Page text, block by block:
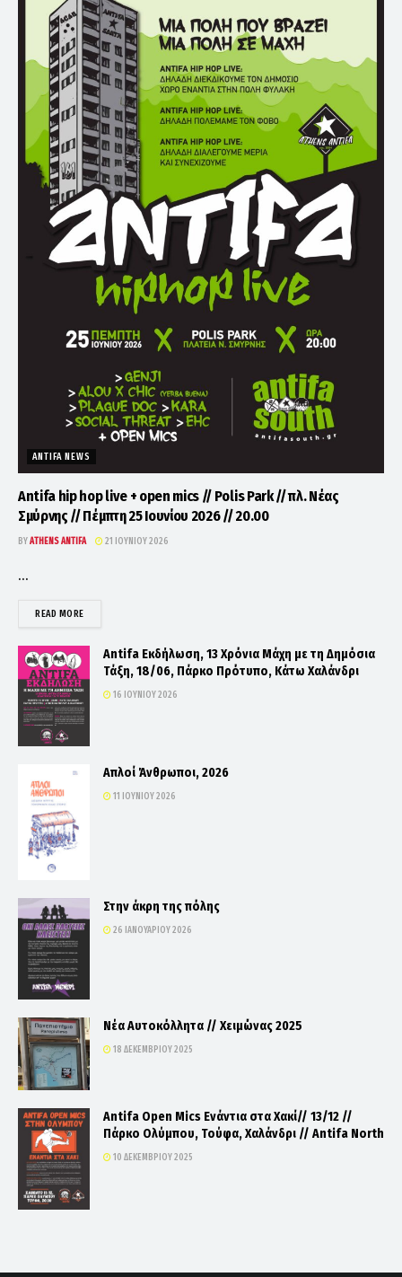
ANTIFA NEWS
Antifa hip hop live + open mics // Polis Park // πλ. Νέας
Σμύρνης // Πέμπτη 25 Ιουνίου 2026 // 20.00
BYATHENS ANTIFA 21 ΙΟΥΝΊΟΥ 2026
...
READ MOREDETAILS
Antifa Εκδήλωση, 13 Χρόνια Μάχη με τη Δημόσια
Τάξη, 18/06, Πάρκο Πρότυπο, Κάτω Χαλάνδρι
16 ΙΟΥΝΊΟΥ 2026
Απλοί Άνθρωποι, 2026
11 ΙΟΥΝΊΟΥ 2026
Στην άκρη της πόλης
26 ΙΑΝΟΥΑΡΊΟΥ 2026
Νέα Αυτοκόλλητα // Χειμώνας 2025
18 ΔΕΚΕΜΒΡΊΟΥ 2025
Antifa Open Mics Ενάντια στα Χακί// 13/12 //
Πάρκο Ολύμπου, Τούφα, Χαλάνδρι // Antifa North
10 ΔΕΚΕΜΒΡΊΟΥ 2025